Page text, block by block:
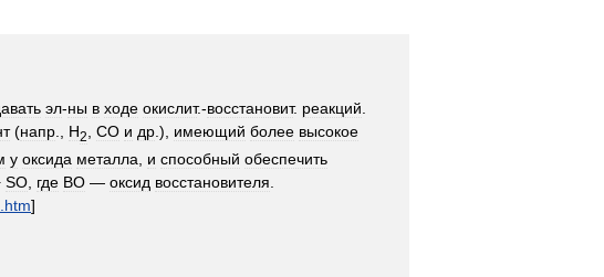
эл-ны в ходе окислит.-восстановит. реакций
(напр Н2 СО и др .), имеющий более высокое
у оксида металла и способный обеспечить
SO где ВО — оксид восстановителя
htm]